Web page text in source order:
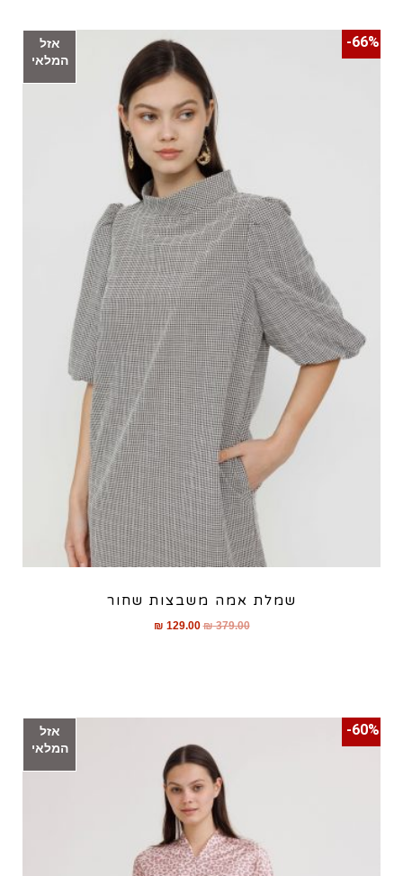
אזל
המלאי
66%-
שמלת אמה משבצות שחור
₪379.00
₪ 129.00
אזל
המלאי
60%-